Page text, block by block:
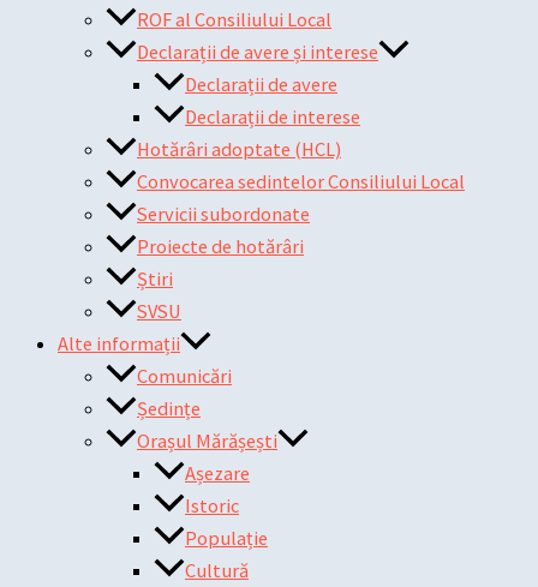
ROF al Consiliului Local
Declarații de avere și interese
Declarații de avere
Declarații de interese
Hotărâri adoptate (HCL)
Convocarea sedintelor Consiliului Local
Servicii subordonate
Proiecte de hotărâri
Știri
SVSU
Alte informații
Comunicări
Ședințe
Orașul Mărășești
Așezare
Istoric
Populație
Cultură